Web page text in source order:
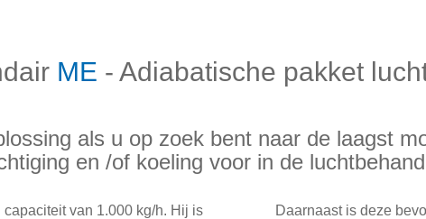
ME - Adiabatische pakket
als u op zoek bent naar de laagst
en /of koeling voor in de
van 1.000 kg/h. Hij is
Daarnaast is deze